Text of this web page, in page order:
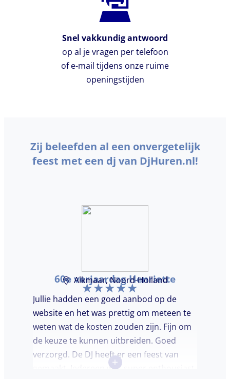
Snel vakkundig antwoord
op al je vragen per telefoon
of e-mail tijdens onze ruime
openingstijden
Zij beleefden al een onvergetelijk
feest met een dj van DjHuren.nl!
60e verjaardag Henriette
Alkmaar, Noord-Holland
Jullie hadden een goed aanbod op de
website en het was prettig om meteen te
weten wat de kosten zouden zijn. Fijn om
de keuze te kunnen uitbreiden. Goed
verzorgd. De DJ heeft er een feest van
gemaakt. Iedereen was super enthousiast,
+